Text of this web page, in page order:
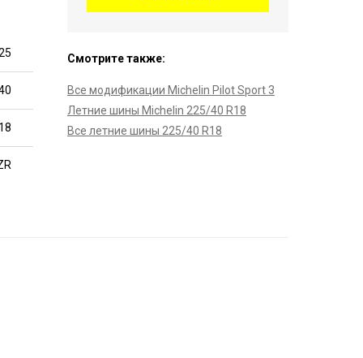
18
Смотрите также:
Все модификации Michelin Pilot Sport 3
Летние шины Michelin 225/40 R18
Все летние шины 225/40 R18